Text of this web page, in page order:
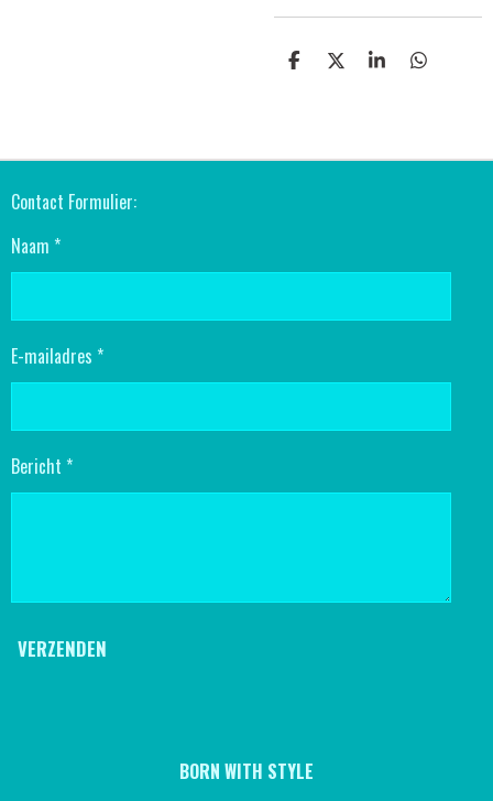
D
D
S
D
Contact Formulier:
Naam *
E-mailadres *
Bericht *
VERZENDEN
BORN WITH STYLE